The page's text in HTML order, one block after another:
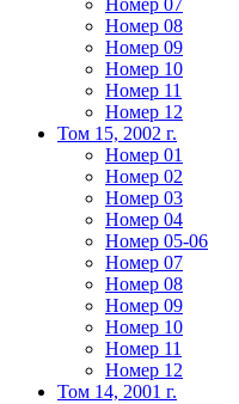
Номер 07
Номер 08
Номер 09
Номер 10
Номер 11
Номер 12
Том 15, 2002 г.
Номер 01
Номер 02
Номер 03
Номер 04
Номер 05-06
Номер 07
Номер 08
Номер 09
Номер 10
Номер 11
Номер 12
Том 14, 2001 г.